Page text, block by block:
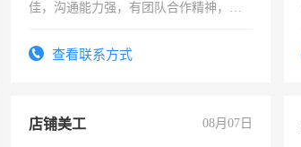
佳，沟通能力强，有团队合作精神，有
查看联系方式
店铺美工 08月07日